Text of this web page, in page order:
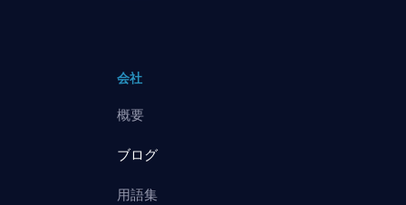
会社
概要
ブログ
用語集